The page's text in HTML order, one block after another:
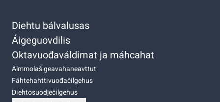
Diehtu bálvalusas
Áigeguovdilis
Oktavuođaváldimat ja máhcahat
Almmolaš geavahaneavttut
Fáhtehahttivuođačilgehus
Diehtosuodječilgehus